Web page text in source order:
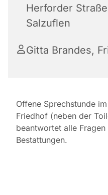
Herforder
Salzuflen
Gitta Brandes,
Offene Sprechstunde
Friedhof (neben der
beantwortet alle
Bestattungen.